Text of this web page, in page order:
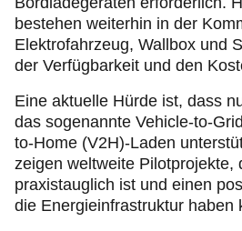
bestehen weiterhin in der
Elektrofahrzeug, Wallbox und
der Verfügbarkeit und den
Eine aktuelle Hürde ist, dass
das sogenannte Vehicle-to-
to-Home (V2H)-Laden
zeigen weltweite Pilotprojekte,
praxistauglich ist und einen
die Energieinfrastruktur haben